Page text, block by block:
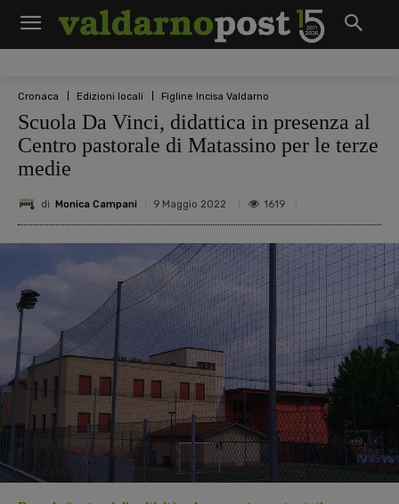
Cronaca Edizioni locali Figline Incisa Valdarno
Scuola Da Vinci, didattica in presenza al
Centro pastorale di Matassino per le terze
medie
di Monica Campani 9 Maggio 2022 1619